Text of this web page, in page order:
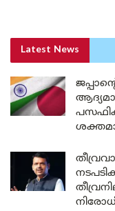
Latest News